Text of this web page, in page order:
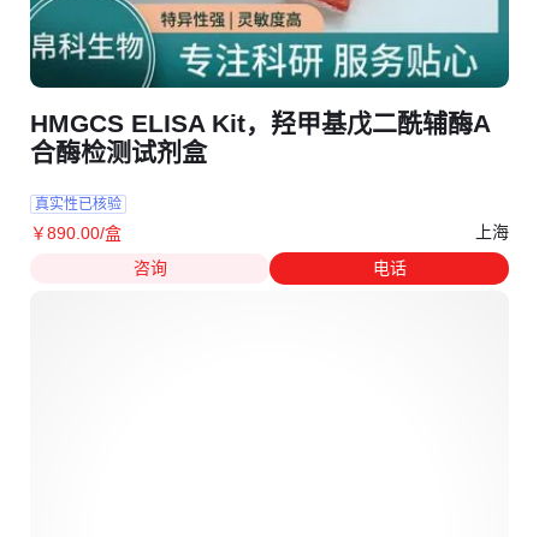
HMGCS ELISA Kit，羟甲基戊二酰辅酶A
合酶检测试剂盒
真实性已核验
￥890 .00/盒
上海
咨询
电话